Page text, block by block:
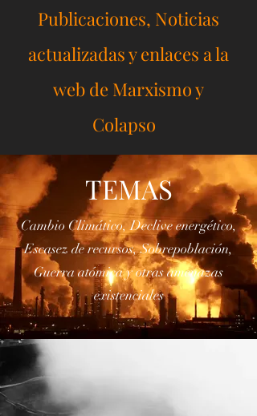
Colapso Blog
Publicaciones, Noticias
actualizadas y enlaces a la
web de Marxismo y
Colapso
TEMAS
Cambio Climático, Declive energético,
Escasez de recursos, Sobrepoblación,
Guerra atómica y otras amenazas
existenciales